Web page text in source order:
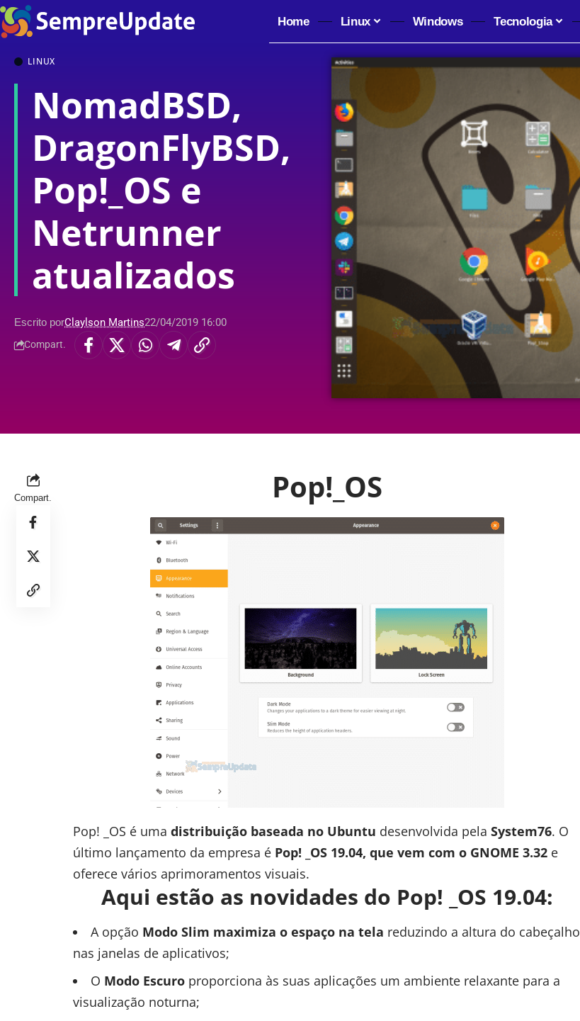
Home Linux Windows Tecnologia
LINUX
NomadBSD,
DragonFlyBSD,
Pop!_OS e
Netrunner
atualizados
Escrito porClaylson Martins22/04/2019 16:00
Compart.
Compart. Pop!_OS
Pop! _OS é uma distribuição baseada no Ubuntu desenvolvida pela System76. O
último lançamento da empresa é Pop! _OS 19.04, que vem com o GNOME 3.32 e
oferece vários aprimoramentos visuais.
Aqui estão as novidades do Pop! _OS 19.04:
A opção Modo Slim maximiza o espaço na tela reduzindo a altura do cabeçalho
nas janelas de aplicativos;
O Modo Escuro proporciona às suas aplicações um ambiente relaxante para a
visualização noturna;